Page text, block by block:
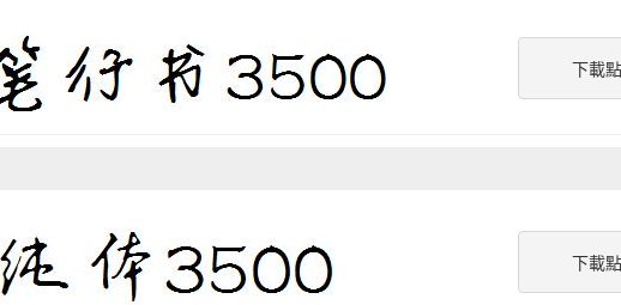
下載點
下載點